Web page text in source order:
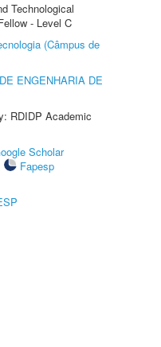
Technological
- Level C
(Câmpus de
ENGENHARIA DE
RDIDP Academic
Scholar
Fapesp